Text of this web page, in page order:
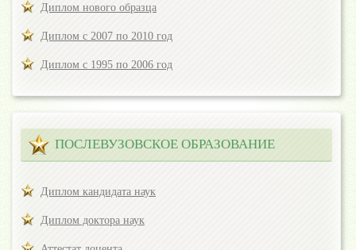
Диплом нового образца
Диплом с 2007 по 2010 год
Диплом с 1995 по 2006 год
ПОСЛЕВУЗОВСКОЕ ОБРАЗОВАНИЕ
Диплом кандидата наук
Диплом доктора наук